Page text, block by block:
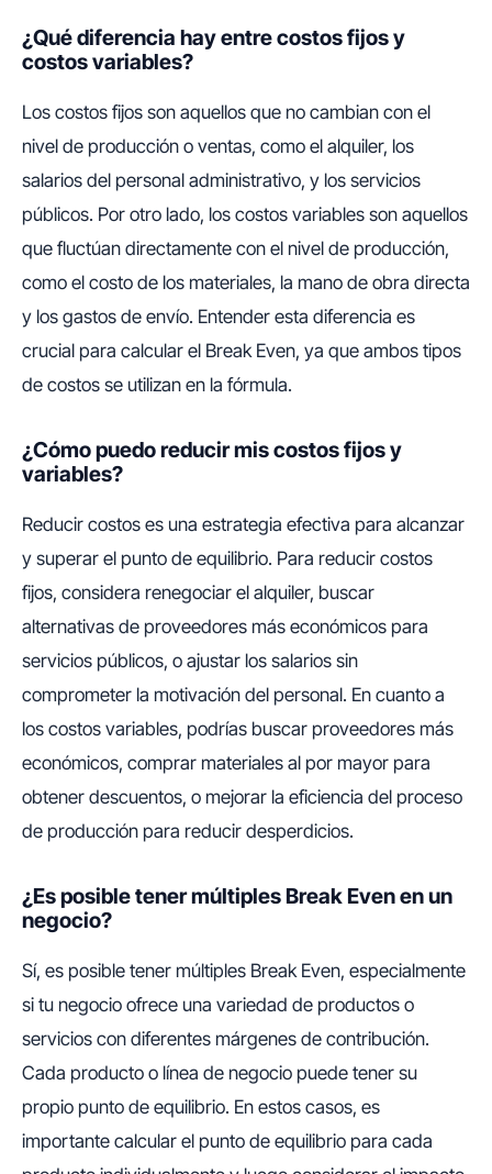
¿Qué diferencia hay entre costos fijos y
costos variables?
Los costos fijos son aquellos que no cambian con el
nivel de producción o ventas, como el alquiler, los
salarios del personal administrativo, y los servicios
públicos. Por otro lado, los costos variables son aquellos
que fluctúan directamente con el nivel de producción,
como el costo de los materiales, la mano de obra directa
y los gastos de envío. Entender esta diferencia es
crucial para calcular el Break Even, ya que ambos tipos
de costos se utilizan en la fórmula.
¿Cómo puedo reducir mis costos fijos y
variables?
Reducir costos es una estrategia efectiva para alcanzar
y superar el punto de equilibrio. Para reducir costos
fijos, considera renegociar el alquiler, buscar
alternativas de proveedores más económicos para
servicios públicos, o ajustar los salarios sin
comprometer la motivación del personal. En cuanto a
los costos variables, podrías buscar proveedores más
económicos, comprar materiales al por mayor para
obtener descuentos, o mejorar la eficiencia del proceso
de producción para reducir desperdicios.
¿Es posible tener múltiples Break Even en un
negocio?
Sí, es posible tener múltiples Break Even, especialmente
si tu negocio ofrece una variedad de productos o
servicios con diferentes márgenes de contribución.
Cada producto o línea de negocio puede tener su
propio punto de equilibrio. En estos casos, es
importante calcular el punto de equilibrio para cada